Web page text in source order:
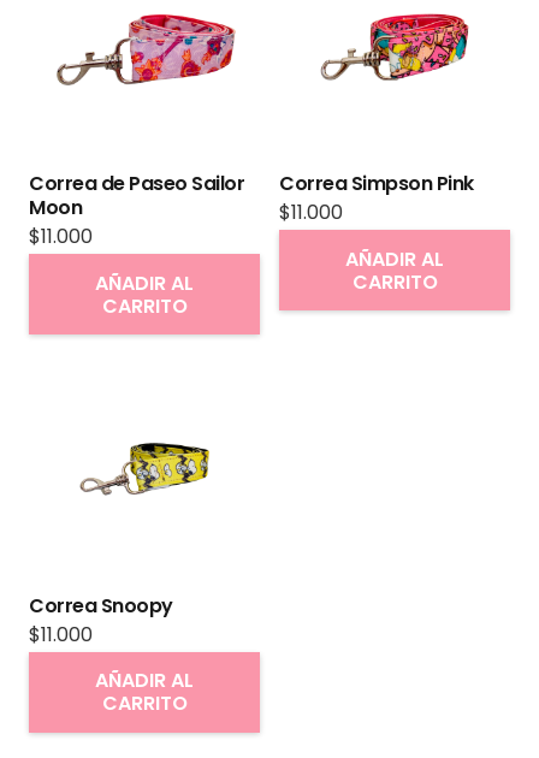
página
de
Correa de Paseo Sailor
Moon
$11.000
AÑADIR AL
CARRITO
Correa Simpson Pink
$11.000
AÑADIR AL
CARRITO
Correa Snoopy
$11.000
AÑADIR AL
CARRITO